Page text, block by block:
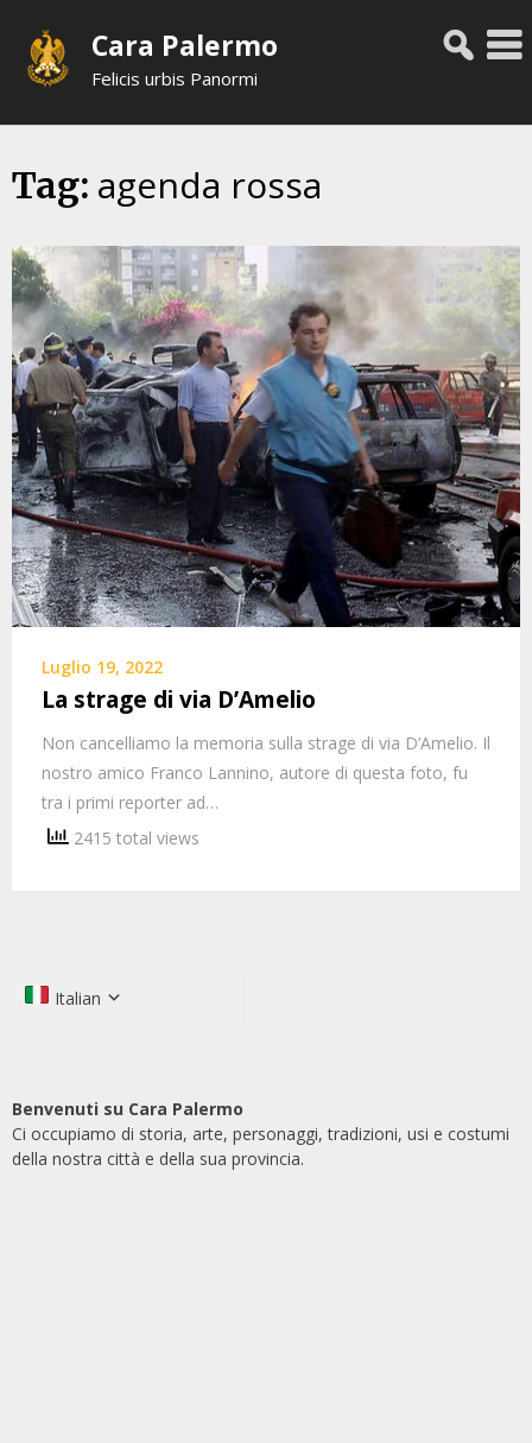
content
Cara Palermo
Felicis urbis Panormi
Tag: agenda rossa
Luglio 19, 2022
La strage di via D’Amelio
Non cancelliamo la memoria sulla strage di via D’Amelio. Il
nostro amico Franco Lannino, autore di questa foto, fu
tra i primi reporter ad…
2415 total views
Italian
Benvenuti su Cara Palermo
Ci occupiamo di storia, arte, personaggi, tradizioni, usi e costumi
della nostra città e della sua provincia.